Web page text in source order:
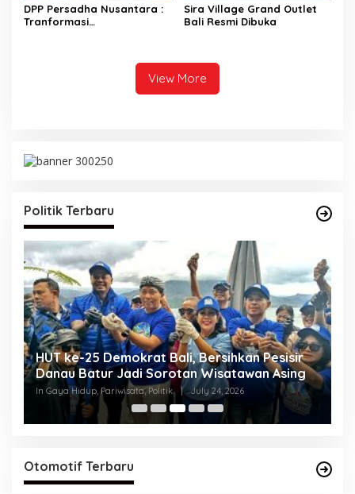
DPP Persadha Nusantara :
Tranformasi
Sira Village Grand Outlet
Bali Resmi Dibuka
View More
Politik Terbaru
Bersihkan Pesisir
Wisatawan Asing
July 24, 2026
Golkar Mundur, Pansus TRAP
In Politik July 23, 2026
Otomotif Terbaru